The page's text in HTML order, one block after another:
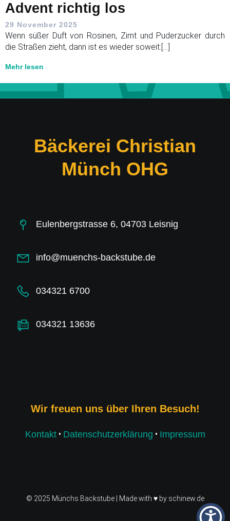
Advent richtig los
29 November 2025
Wenn süßer Duft von Rosinen, Zimt und Puderzucker durch
die Straßen zieht, dann ist es wieder soweit:[…]
Mehr lesen
Bäckerei Christian
Münch OHG
Eulenbergstrasse 6, 04703 Leisnig
info@muenchs-backstube.de
034321 6700
034321 13636
Wir freuen uns über Ihren Besuch!
Kontakt• Datenschutzerklärung • Impressum
© 2025 Münchs Backstube | Made with ♥ by schinew.de